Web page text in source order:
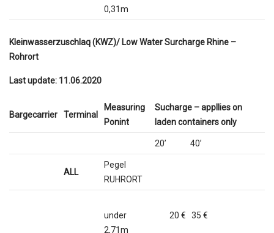
0,31m
Kleinwasserzuschlaq (KWZ)/ Low Water Surcharge Rhine –
Rohrort
Last update: 11.06.2020
Bargecarrier Terminal
Measuring
Ponint
Sucharge – appllies on
laden containers only
20’ 40’
ALL
Pegel
RUHRORT
under
2,71m
20 € 35 €